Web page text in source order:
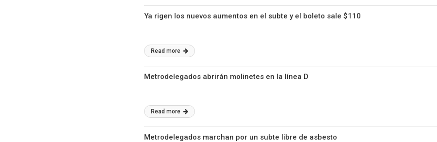
Ya rigen los nuevos aumentos en el subte y el boleto sale $110
Read more
Metrodelegados abrirán molinetes en la línea D
Read more
Metrodelegados marchan por un subte libre de asbesto